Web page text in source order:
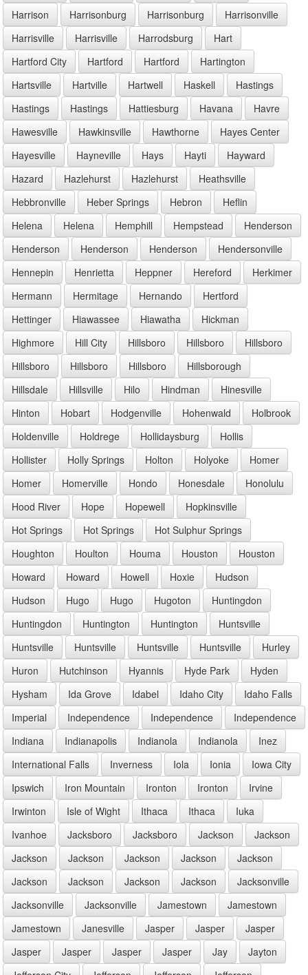
Harrison
Harrisonburg Harrisonburg
Harrisonville
Harrisville
Harrisville Harrodsburg
Hart
Hartford City
Hartford Hartford
Hartington
Hartsville
Hartville Hartwell Haskell
Hastings
Hastings
Hastings Hattiesburg Havana
Havre
Hawesville
Hawkinsville Hawthorne
Hayes Center
Hayesville
Hayneville Hays Hayti
Hayward
Hazard
Hazlehurst Hazlehurst
Heathsville
Hebbronville
Heber Springs Hebron
Heflin
Helena
Helena Hemphill Hempstead
Henderson
Henderson
Henderson Henderson
Hendersonville
Hennepin
Henrietta Heppner Hereford
Herkimer
Hermann
Hermitage Hernando
Hertford
Hettinger
Hiawassee Hiawatha
Hickman
Highmore
Hill City Hillsboro Hillsboro
Hillsboro
Hillsboro
Hillsboro Hillsboro
Hillsborough
Hillsdale
Hillsville Hilo Hindman
Hinesville
Hinton
Hobart Hodgenville Hohenwald
Holbrook
Holdenville
Holdrege Hollidaysburg
Hollis
Hollister
Holly Springs Holton Holyoke
Homer
Homer
Homerville Hondo Honesdale
Honolulu
Hood River
Hope Hopewell
Hopkinsville
Hot Springs
Hot Springs
Hot Sulphur Springs
Houghton
Houlton Houma Houston
Houston
Howard
Howard Howell Hoxie
Hudson
Hudson
Hugo Hugo Hugoton
Huntingdon
Huntingdon
Huntington Huntington
Huntsville
Huntsville
Huntsville Huntsville Huntsville
Hurley
Huron
Hutchinson Hyannis Hyde Park
Hyden
Hysham
Ida Grove Idabel Idaho City
Idaho Falls
Imperial
Independence Independence
Independence
Indiana
Indianapolis Indianola Indianola
Inez
International Falls
Inverness Iola Ionia
Iowa City
Ipswich
Iron Mountain Ironton Ironton
Irvine
Irwinton
Isle of Wight Ithaca Ithaca
Iuka
Ivanhoe
Jacksboro Jacksboro Jackson
Jackson
Jackson
Jackson Jackson Jackson
Jackson
Jackson
Jackson Jackson Jackson
Jacksonville
Jacksonville
Jacksonville Jamestown
Jamestown
Jamestown
Janesville Jasper Jasper
Jasper
Jasper
Jasper Jasper Jasper Jay
Jayton